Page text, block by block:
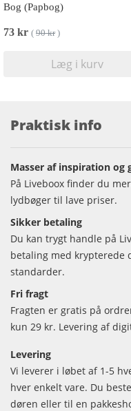
Bog (Papbog)
73 kr ( 90 kr)
Læg i kurv
Praktisk info
Masser af inspiration og
På Liveboox finder du
lydbøger til lave priser.
Sikker betaling
Du kan trygt handle på
betaling med krypterede
standarder.
Fri fragt
Fragten er gratis på
kun 29 kr. Levering af
Levering
Vi leverer i løbet af 1-5
hver enkelt vare. Du
døren eller til en